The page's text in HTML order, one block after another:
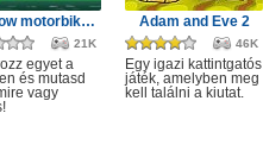
Shadow motorbike rider game
21K
egyet a
és mutasd
vagy
Adam and Eve 2
46K
Egy igazi kattintgatós
játék, amelyben meg
kell találni a kiutat.